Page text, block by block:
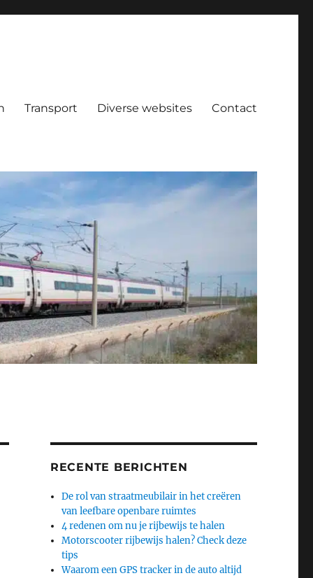
Transport Diverse websites Contact
RECENTE BERICHTEN
De rol van straatmeubilair in het creëren
van leefbare openbare ruimtes
4 redenen om nu je rijbewijs te halen
Motorscooter rijbewijs halen? Check deze
tips
Waarom een GPS tracker in de auto altijd